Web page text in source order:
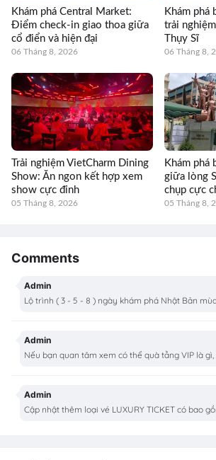
Khám phá Central Market:
Điểm check-in giao thoa giữa
cổ điển và hiện đại
06 Tháng 8, 2026
Khám phá
trải
Thụy Sĩ
06 Tháng 8,
Trải nghiệm VietCharm Dining
Show: Ăn ngon kết hợp xem
show cực đỉnh
05 Tháng 8, 2026
Khám phá
giữa lòng
chụp cực
05 Tháng 8,
Comments
Admin
Lộ trình ( 3 - 5 - 8 ) ngày khám phá Nhật Bản mùa
Admin
Nếu bạn quan tâm xem có thể quà tằng VIP là gì,
Admin
Cập nhật thêm loại vé LUXURY TICKET có bao